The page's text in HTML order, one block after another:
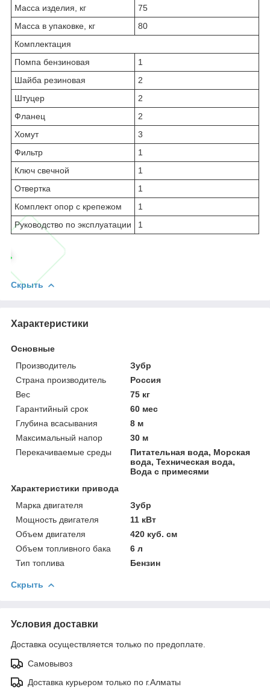
Масса изделия, кг
75
Масса в упаковке, кг
80
Комплектация
Помпа бензиновая
1
Шайба резиновая
2
Штуцер
2
Фланец
2
Хомут
3
Фильтр
1
Ключ свечной
1
Отвертка
1
Комплект опор с крепежом
1
Руководство по эксплуатации
1
Скрыть
Характеристики
Основные
Производитель
Зубр
Страна производитель
Россия
Вес
75 кг
Гарантийный срок
60 мес
Глубина всасывания
8 м
Максимальный напор
30 м
Перекачиваемые среды
Питательная вода, Морская
вода, Техническая вода,
Вода с примесями
Характеристики привода
Марка двигателя
Зубр
Мощность двигателя
11 кВт
Объем двигателя
420 куб. см
Объем топливного бака
6 л
Тип топлива
Бензин
Скрыть
Условия доставки
Доставка осуществляется только по предоплате.
Самовывоз
Доставка курьером только по г.Алматы